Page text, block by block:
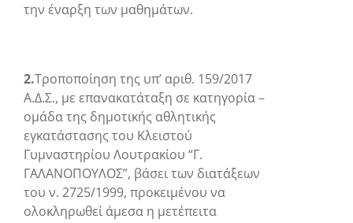
την έναρξη των μαθημάτων.
2.Τροποποίηση της υπ’ αριθ. 159/2017
Α.Δ.Σ., με επανακατάταξη σε κατηγορία –
ομάδα της δημοτικής αθλητικής
εγκατάστασης του Κλειστού
Γυμναστηρίου Λουτρακίου “Γ.
ΓΑΛΑΝΟΠΟΥΛΟΣ”, βάσει των διατάξεων
του ν. 2725/1999, προκειμένου να
ολοκληρωθεί άμεσα η μετέπειτα